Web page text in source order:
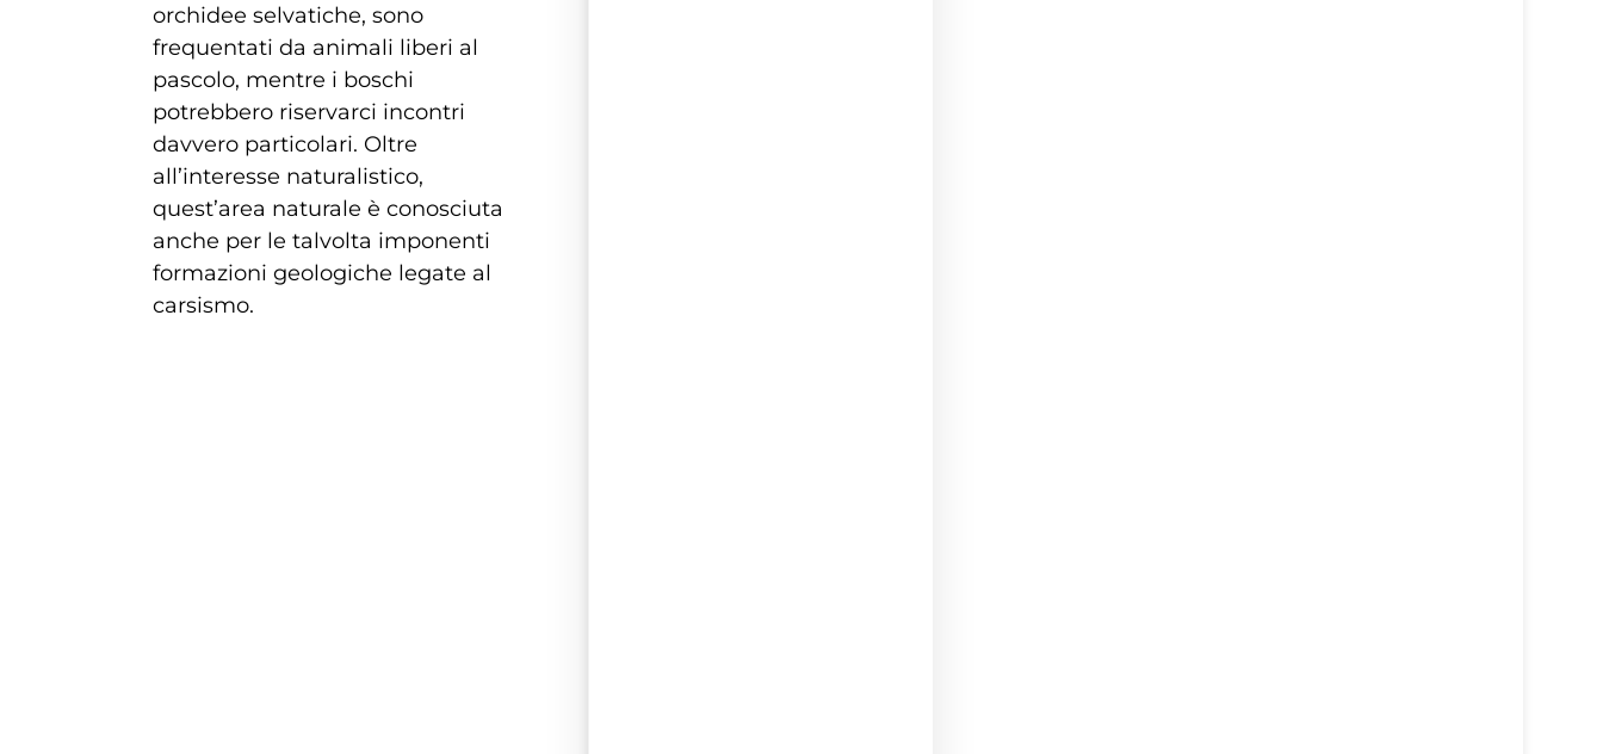
orchidee selvatiche, sono
frequentati da animali liberi al
pascolo, mentre i boschi
potrebbero riservarci incontri
davvero particolari. Oltre
all’interesse naturalistico,
quest’area naturale è conosciuta
anche per le talvolta imponenti
formazioni geologiche legate al
carsismo.